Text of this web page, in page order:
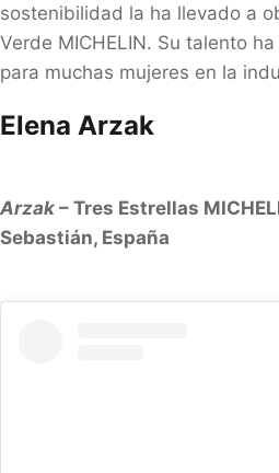
sostenibilidad la ha llevado a
Verde MICHELIN. Su talento
para muchas mujeres en la
Elena Arzak
Arzak – Tres Estrellas
Sebastián, España